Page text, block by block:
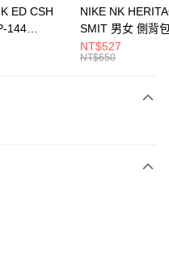
，將跳轉至「AFTEE先享後付」
訊。
訊中的連結，可透過四大超商／
視為交易完成。
運費
運費
運費
ED CSH
144
女 短統襪
NIKE NK
SMIT 男女 側背
BA5871010
NT$527
NT$650